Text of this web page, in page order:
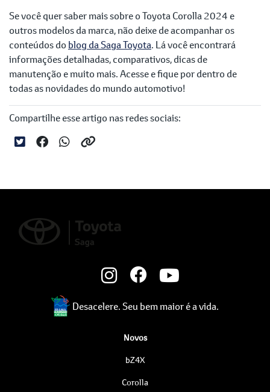
Se você quer saber mais sobre o Toyota Corolla 2024 e
outros modelos da marca, não deixe de acompanhar os
conteúdos do blog da Saga Toyota. Lá você encontrará
informações detalhadas, comparativos, dicas de
manutenção e muito mais. Acesse e fique por dentro de
todas as novidades do mundo automotivo!
Compartilhe esse artigo nas redes sociais:
Desacelere. Seu bem maior é a vida.
Novos
bZ4X
Corolla